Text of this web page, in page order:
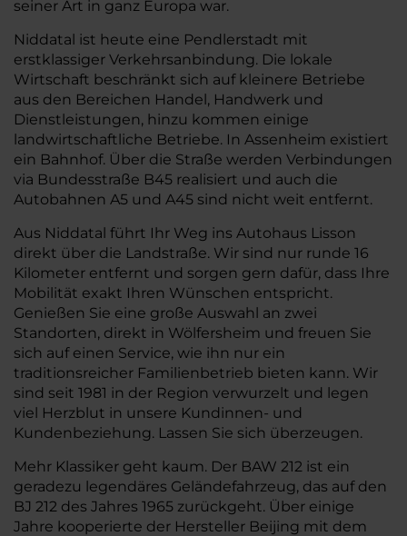
seiner Art in ganz Europa war.
Niddatal ist heute eine Pendlerstadt mit
erstklassiger Verkehrsanbindung. Die lokale
Wirtschaft beschränkt sich auf kleinere Betriebe
aus den Bereichen Handel, Handwerk und
Dienstleistungen, hinzu kommen einige
landwirtschaftliche Betriebe. In Assenheim existiert
ein Bahnhof. Über die Straße werden Verbindungen
via Bundesstraße B45 realisiert und auch die
Autobahnen A5 und A45 sind nicht weit entfernt.
Aus Niddatal führt Ihr Weg ins Autohaus Lisson
direkt über die Landstraße. Wir sind nur runde 16
Kilometer entfernt und sorgen gern dafür, dass Ihre
Mobilität exakt Ihren Wünschen entspricht.
Genießen Sie eine große Auswahl an zwei
Standorten, direkt in Wölfersheim und freuen Sie
sich auf einen Service, wie ihn nur ein
traditionsreicher Familienbetrieb bieten kann. Wir
sind seit 1981 in der Region verwurzelt und legen
viel Herzblut in unsere Kundinnen- und
Kundenbeziehung. Lassen Sie sich überzeugen.
Mehr Klassiker geht kaum. Der BAW 212 ist ein
geradezu legendäres Geländefahrzeug, das auf den
BJ 212 des Jahres 1965 zurückgeht. Über einige
Jahre kooperierte der Hersteller Beijing mit dem